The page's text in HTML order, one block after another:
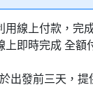
線上付款，完
即時完成 全
出發前三天，